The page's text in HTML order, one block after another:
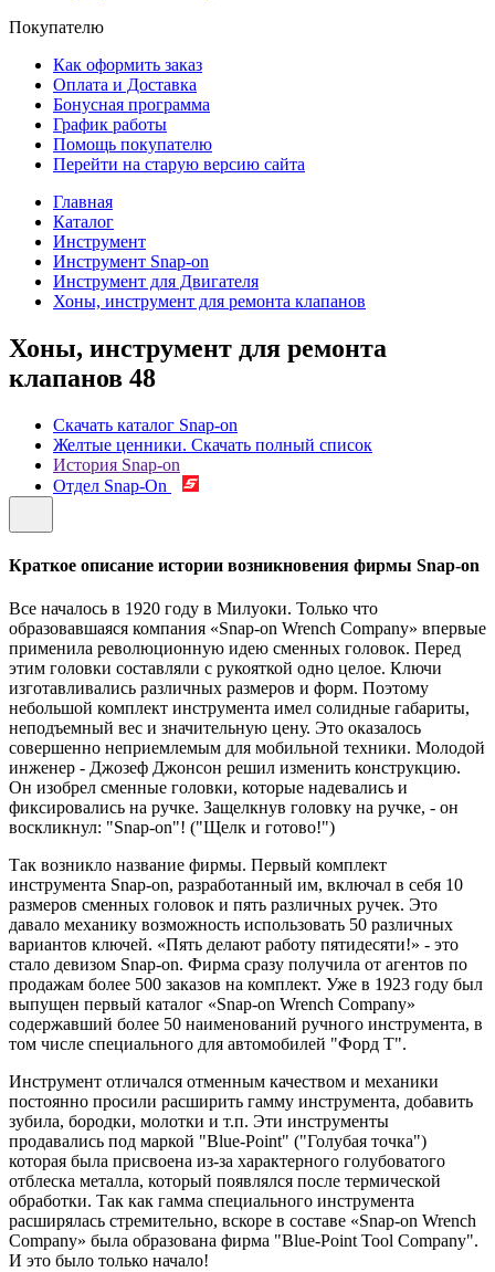
Покупателю
Как оформить заказ
Оплата и Доставка
Бонусная программа
График работы
Помощь покупателю
Перейти на старую версию сайта
Главная
Каталог
Инструмент
Инструмент Snap-on
Инструмент для Двигателя
Хоны, инструмент для ремонта клапанов
Хоны, инструмент для ремонта
клапанов 48
Скачать каталог Snap-on
Желтые ценники. Скачать полный список
История Snap-on
Отдел Snap-On
Краткое описание истории возникновения фирмы Snap-on
Все началось в 1920 году в Милуоки. Только что
образовавшаяся компания «Snap-on Wrench Company» впервые
применила революционную идею сменных головок. Перед
этим головки составляли с рукояткой одно целое. Ключи
изготавливались различных размеров и форм. Поэтому
небольшой комплект инструмента имел солидные габариты,
неподъемный вес и значительную цену. Это оказалось
совершенно неприемлемым для мобильной техники. Молодой
инженер - Джозеф Джонсон решил изменить конструкцию.
Он изобрел сменные головки, которые надевались и
фиксировались на ручке. Защелкнув головку на ручке, - он
воскликнул: "Snap-on"! ("Щелк и готово!")
Так возникло название фирмы. Первый комплект
инструмента Snap-on, разработанный им, включал в себя 10
размеров сменных головок и пять различных ручек. Это
давало механику возможность использовать 50 различных
вариантов ключей. «Пять делают работу пятидесяти!» - это
стало девизом Snap-on. Фирма сразу получила от агентов по
продажам более 500 заказов на комплект. Уже в 1923 году был
выпущен первый каталог «Snap-on Wrench Company»
содержавший более 50 наименований ручного инструмента, в
том числе специального для автомобилей "Форд Т".
Инструмент отличался отменным качеством и механики
постоянно просили расширить гамму инструмента, добавить
зубила, бородки, молотки и т.п. Эти инструменты
продавались под маркой "Blue-Point" ("Голубая точка")
которая была присвоена из-за характерного голубоватого
отблеска металла, который появлялся после термической
обработки. Так как гамма специального инструмента
расширялась стремительно, вскоре в составе «Snap-on Wrench
Company» была образована фирма "Blue-Point Tool Company".
И это было только начало!